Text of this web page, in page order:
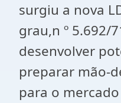
surgiu a nova
grau,n º 5.692/
desenvolver
preparar mão-
para o